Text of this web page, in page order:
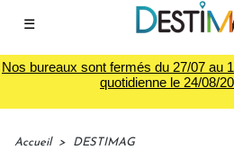
☰
Nos bureaux sont fermés du 27/07 au
quotidienne le 24/08/
Accueil > DESTIMAG